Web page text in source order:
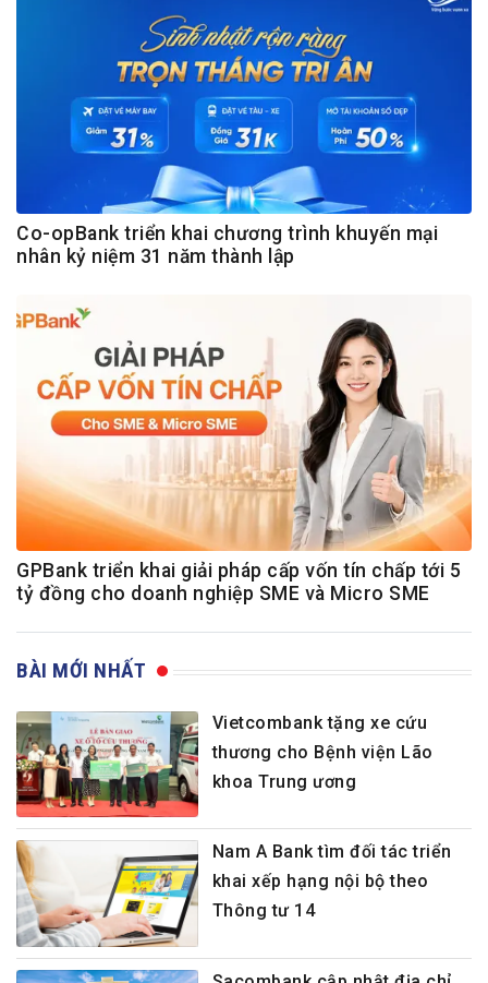
Co-opBank triển khai chương trình khuyến mại
nhân kỷ niệm 31 năm thành lập
GPBank triển khai giải pháp cấp vốn tín chấp tới 5
tỷ đồng cho doanh nghiệp SME và Micro SME
BÀI MỚI NHẤT
Vietcombank tặng xe cứu
thương cho Bệnh viện Lão
khoa Trung ương
Nam A Bank tìm đối tác triển
khai xếp hạng nội bộ theo
Thông tư 14